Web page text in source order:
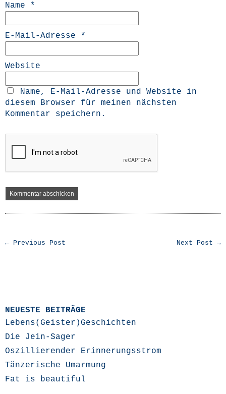
Name *
E-Mail-Adresse *
Website
Name, E-Mail-Adresse und Website in
diesem Browser für meinen nächsten
Kommentar speichern.
← Previous Post Next Post →
NEUESTE BEITRÄGE
Lebens(Geister)Geschichten
Die Jein-Sager
Oszillierender Erinnerungsstrom
Tänzerische Umarmung
Fat is beautiful